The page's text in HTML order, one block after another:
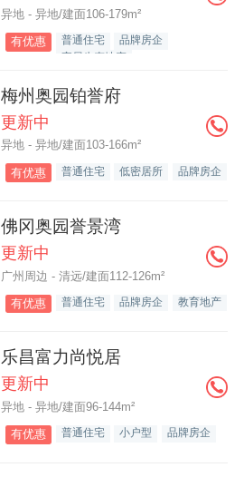
异地 - 异地/建面106-179m²
有优惠 普通住宅
品牌房企
宜居生态地产
梅州奥园铂誉府
更新中
异地 - 异地/建面103-166m²
有优惠 普通住宅 低密居所 品牌房企
佛冈奥园誉景湾
更新中
广州周边 - 清远/建面112-126m²
有优惠 普通住宅 品牌房企 教育地产
乐昌富力尚悦居
更新中
异地 - 异地/建面96-144m²
有优惠 普通住宅 小户型 品牌房企